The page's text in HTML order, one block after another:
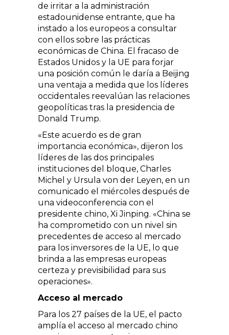
de irritar a la administración
estadounidense entrante, que ha
instado a los europeos a consultar
con ellos sobre las prácticas
económicas de China. El fracaso de
Estados Unidos y la UE para forjar
una posición común le daría a Beijing
una ventaja a medida que los líderes
occidentales reevalúan las relaciones
geopolíticas tras la presidencia de
Donald Trump.
«Este acuerdo es de gran
importancia económica», dijeron los
líderes de las dos principales
instituciones del bloque, Charles
Michel y Ursula von der Leyen, en un
comunicado el miércoles después de
una videoconferencia con el
presidente chino, Xi Jinping. «China se
ha comprometido con un nivel sin
precedentes de acceso al mercado
para los inversores de la UE, lo que
brinda a las empresas europeas
certeza y previsibilidad para sus
operaciones».
Acceso al mercado
Para los 27 países de la UE, el pacto
amplía el acceso al mercado chino